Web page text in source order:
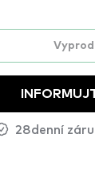
28denní